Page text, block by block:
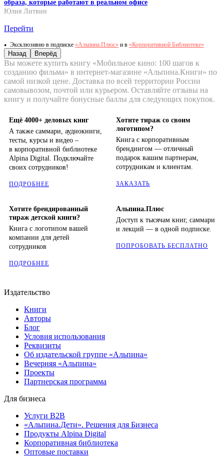
образа, которые работают в реальном офисе
Юлия Литвин
Перейти
Эксклюзивно в подписке «Альпина.Плюс» и в «Корпоративной Библиотеке»
Назад Вперёд
Вы можете купить книгу «Мобильное кино: 100 шагов к
созданию фильма» в интернет-магазине «Альпина.Книги» по
самой низкой цене. Доставка по всей территории России
самовывозом, почтой или курьером. Оставляйте отзывы на
книгу и получайте бонусные баллы для следующих покупок.
Ещё 4000+ деловых книг
А также саммари, аудиокниги,
тесты, курсы и видео –
в корпоративной библиотеке
Alpina Digital. Подключайте
своих сотрудников!
ПОДРОБНЕЕ
Хотите тираж со своим
логотипом?
Книга с корпоративным
брендингом — отличный
подарок вашим партнерам,
сотрудникам и клиентам.
ЗАКАЗАТЬ
Хотите брендированный
тираж детской книги?
Книга с логотипом вашей
компании для детей
сотрудников
ПОДРОБНЕЕ
Альпина.Плюс
Доступ к тысячам книг, саммари
и лекций — в одной подписке.
ПОПРОБОВАТЬ БЕСПЛАТНО
Издательство
Книги
Авторы
Блог
Условия использования
Реквизиты
Об издательской группе «Альпина»
Вечерняя «Альпина»
Проекты
Партнерская программа
Для бизнеса
Услуги B2B
«Альпина.Дети». Решения для Бизнеса
Продукты Alpina Digital
Корпоративная библиотека
Оптовые поставки